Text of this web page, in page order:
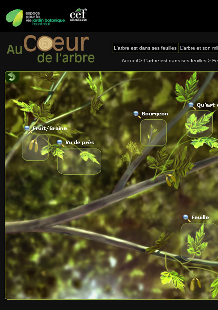
L'arbre est dans ses feuilles L’arbre et son
Accueil > L'arbre est dans ses feuilles >